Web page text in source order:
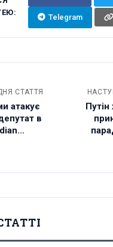
Telegram
СТАТТЯ
атакує
в
Путін